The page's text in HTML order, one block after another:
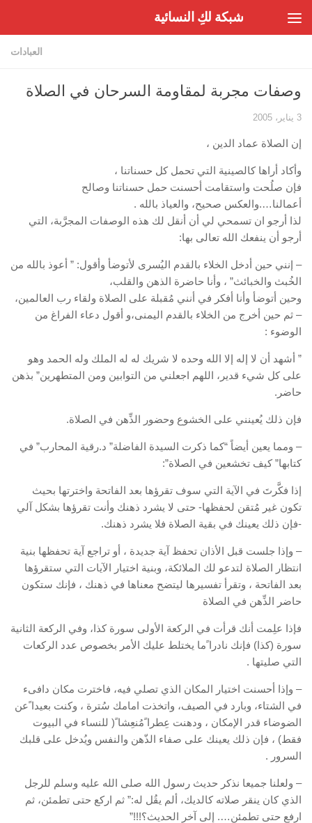
شبكة لكِ النسائية
العبادات
وصفات مجربة لمقاومة السرحان في الصلاة
3 يناير، 2005
إن الصلاة عماد الدين ،
وأكاد أراها كالصينية التي تحمل كل حسناتنا ،
فإن صلُحت واستقامت أحسنت حمل حسناتنا وصالح
أعمالنا….والعكس صحيح، والعياذ بالله .
لذا أرجو ان تسمحي لي أن أنقل لك هذه الوصفات المجرَّبة، التي
أرجو أن ينفعك الله تعالى بها:
– إنني حين أدخل الخلاء بالقدم اليُسرى لأتوضأ وأقول: ” أعوذ بالله من
الخُبث والخبائث” ، وأنا حاضرة الذهن والقلب،
وحين أتوضأ وأنا أفكر في أنني مُقبلة على الصلاة ولقاء رب العالمين،
– ثم حين أخرج من الخلاء بالقدم اليمنى،و أقول دعاء الفراغ من
الوضوء :
” أشهد أن لا إله إلا الله وحده لا شريك له له الملك وله الحمد وهو
على كل شيء قدير، اللهم اجعلني من التوابين ومن المتطهرين” بذهن
حاضر.
فإن ذلك يُعينني على الخشوع وحضور الذِّهن في الصلاة.
– ومما يعين أيضاً “كما ذكرت السيدة الفاضلة” د.رقية المحارب” في
كتابها” كيف تخشعين في الصلاة”:
إذا فكَّرتَ في الآية التي سوف تقرؤها بعد الفاتحة واخترتها بحيث
تكون غير مُتقن لحفظها- حتى لا يشرد ذهنك وأنت تقرؤها بشكل آلي
-فإن ذلك يعينك في بقية الصلاة فلا يشرد ذهنك.
– وإذا جلست قبل الأذان تحفظ آية جديدة ، أو تراجع آية تحفظها بنية
انتظار الصلاة لتدعو لك الملائكة، وبنية اختيار الآيات التي ستقرؤها
بعد الفاتحة ، وتقرأ تفسيرها ليتضح معناها في ذهنك ، فإنك ستكون
حاضر الذِّهن في الصلاة
فإذا علِمت أنك قرأت في الركعة الأولى سورة كذا، وفي الركعة الثانية
سورة (كذا) فإنك نادرا ًما يختلط عليك الأمر بخصوص عدد الركعات
التي صليتها .
– وإذا أحسنت اختيار المكان الذي تصلي فيه، فاخترت مكان دافىء
في الشتاء، وبارد في الصيف، واتخذت امامك سُترة ، وكنت بعيدا ًعن
الضوضاء قدر الإمكان ، ودهنت عِطرا ًمُنعِشا ً( للنساء في البيوت
فقط) ، فإن ذلك يعينك على صفاء الذّهن والنفس ويُدخل على قلبك
السرور .
– ولعلنا جميعا نذكر حديث رسول الله صلى الله عليه وسلم للرجل
الذي كان ينقر صلاته كالديك، ألم يقُل له:” ثم اركع حتى تطمئن، ثم
ارفع حتى تطمئن…. إلى آخر الحديث؟!!!”